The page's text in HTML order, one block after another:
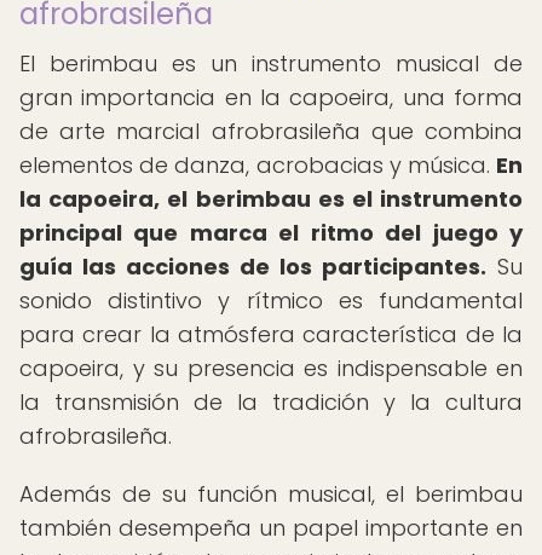
afrobrasileña
El berimbau es un instrumento musical de
gran importancia en la capoeira, una forma
de arte marcial afrobrasileña que combina
elementos de danza, acrobacias y música. En
la capoeira, el berimbau es el instrumento
principal que marca el ritmo del juego y
guía las acciones de los participantes. Su
sonido distintivo y rítmico es fundamental
para crear la atmósfera característica de la
capoeira, y su presencia es indispensable en
la transmisión de la tradición y la cultura
afrobrasileña.
Además de su función musical, el berimbau
también desempeña un papel importante en